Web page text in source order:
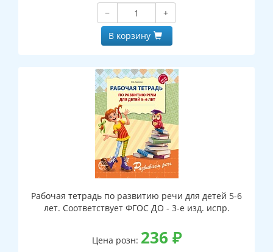
−
+
В корзину
Рабочая тетрадь по развитию речи для детей 5-6
лет. Соответствует ФГОС ДО - 3-е изд. испр.
Цена розн: 236 ₽